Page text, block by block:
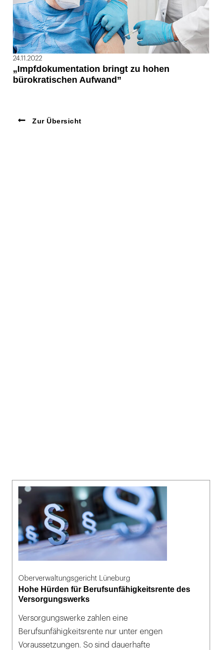
24.11.2022
„Impfdokumentation bringt zu hohen
bürokratischen Aufwand”
Zur Übersicht
Oberverwaltungsgericht Lüneburg
Hohe Hürden für Berufsunfähigkeitsrente des
Versorgungswerks
Versorgungswerke zahlen eine
Berufsunfähigkeitsrente nur unter engen
Voraussetzungen. So sind dauerhafte